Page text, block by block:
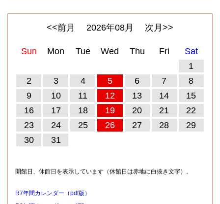
<<前月 2026年08月 次月>>
Sun Mon Tue Wed Thu Fri
Sat
1
2
3 4 5 6 7
8
9
10 11 12 13 14
15
16
17 18 19 20 21
22
23
24 25 26 27 28
29
30
31
開館日、休館日を表示しています（休館日は赤地に白抜き文字）。
R7年間カレンダー（pdf版）